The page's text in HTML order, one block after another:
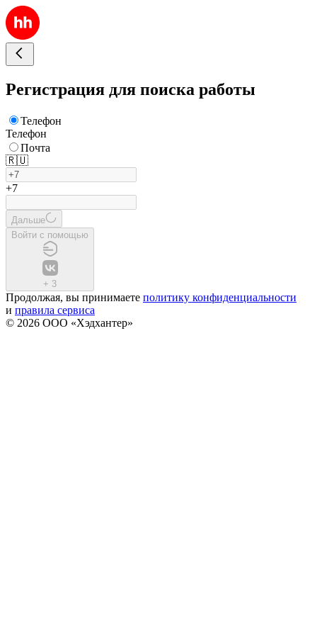
Регистрация для поиска работы
Телефон
Телефон
Почта
🇷🇺
+7
Дальше
Войти с помощью
+ 3
Продолжая, вы принимаете политику конфиденциальности
и правила сервиса
© 2026 ООО «Хэдхантер»